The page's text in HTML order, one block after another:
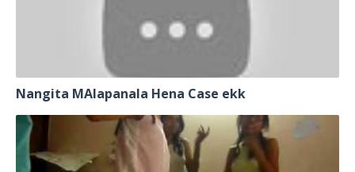
Nangita MAlapanala Hena Case ekk